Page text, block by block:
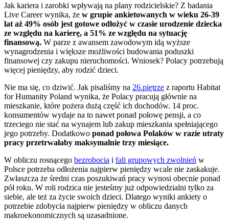
Jak kariera i zarobki wpływają na plany rodzicielskie? Z badania
Live Career wynika, że w grupie ankietowanych w wieku 26-39
lat aż 49% osób jest gotowe odłożyć w czasie urodzenie dziecka
ze względu na karierę, a 51% ze względu na sytuację
finansową. W parze z awansem zawodowym idą wyższe
wynagrodzenia i większe możliwości budowania poduszki
finansowej czy zakupu nieruchomości. Wniosek? Polacy potrzebują
więcej pieniędzy, aby rodzić dzieci.
Nie ma się, co dziwić. Jak pisaliśmy na 26.piętrze z raportu Habitat
for Humanity Poland wynika, że Polacy pracują głównie na
mieszkanie, które pożera dużą część ich dochodów. 14 proc.
konsumentów wydaje na to nawet ponad połowę pensji, a co
trzeciego nie stać na wynajem lub zakup mieszkania spełniającego
jego potrzeby. Dodatkowo ponad połowa Polaków w razie utraty
pracy przetrwałaby maksymalnie trzy miesiące.
W obliczu rosnącego bezrobocia i fali grupowych zwolnień w
Polsce potrzeba odłożenia najpierw pieniędzy wcale nie zaskakuje.
Zwłaszcza że średni czas poszukiwań pracy wynosi obecnie ponad
pół roku. W roli rodzica nie jesteśmy już odpowiedzialni tylko za
siebie, ale też za życie swoich dzieci. Dlatego wyniki ankiety o
potrzebie zdobycia najpierw pieniędzy w obliczu danych
makroekonomicznych są uzasadnione.